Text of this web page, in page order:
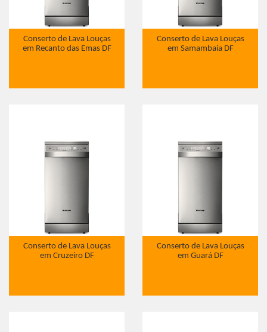
Conserto de Lava Louças
em Recanto das Emas DF
Conserto de Lava Louças
em Samambaia DF
Conserto de Lava Louças
em Cruzeiro DF
Conserto de Lava Louças
em Guará DF